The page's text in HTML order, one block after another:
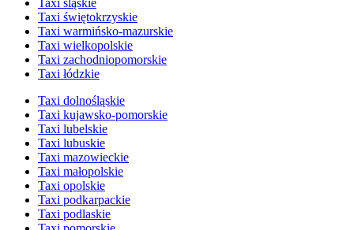
Taxi śląskie
Taxi świętokrzyskie
Taxi warmińsko-mazurskie
Taxi wielkopolskie
Taxi zachodniopomorskie
Taxi łódzkie
Taxi dolnośląskie
Taxi kujawsko-pomorskie
Taxi lubelskie
Taxi lubuskie
Taxi mazowieckie
Taxi małopolskie
Taxi opolskie
Taxi podkarpackie
Taxi podlaskie